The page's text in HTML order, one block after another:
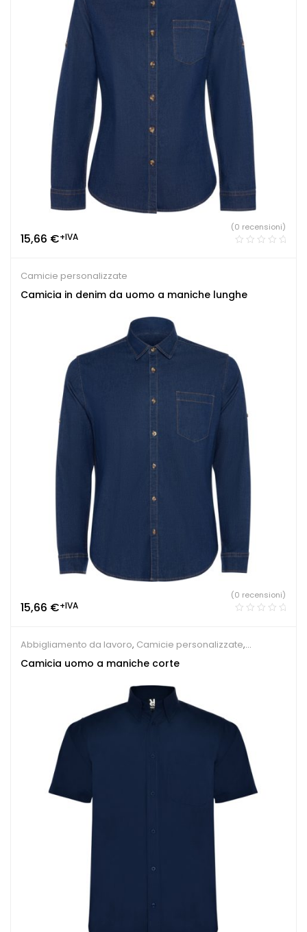
15,66 €+IVA
(0 recensioni)
Camicie personalizzate
Camicia in denim da uomo a maniche lunghe
15,66 €+IVA
(0 recensioni)
Abbigliamento da lavoro, Camicie personalizzate,
Ristorante e Pizzeria
Camicia uomo a maniche corte